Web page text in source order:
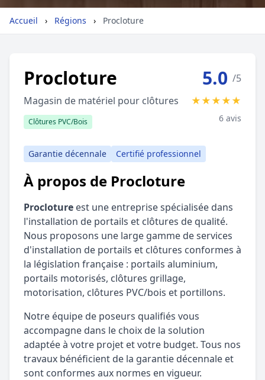
Accueil › Régions › Procloture
Procloture
Magasin de matériel pour clôtures
Clôtures PVC/Bois
5.0 /5
★★★★★
6 avis
Garantie décennale Certifié professionnel
À propos de Procloture
Procloture est une entreprise spécialisée dans
l'installation de portails et clôtures de qualité.
Nous proposons une large gamme de services
d'installation de portails et clôtures conformes à
la législation française : portails aluminium,
portails motorisés, clôtures grillage,
motorisation, clôtures PVC/bois et portillons.
Notre équipe de poseurs qualifiés vous
accompagne dans le choix de la solution
adaptée à votre projet et votre budget. Tous nos
travaux bénéficient de la garantie décennale et
sont conformes aux normes en vigueur.